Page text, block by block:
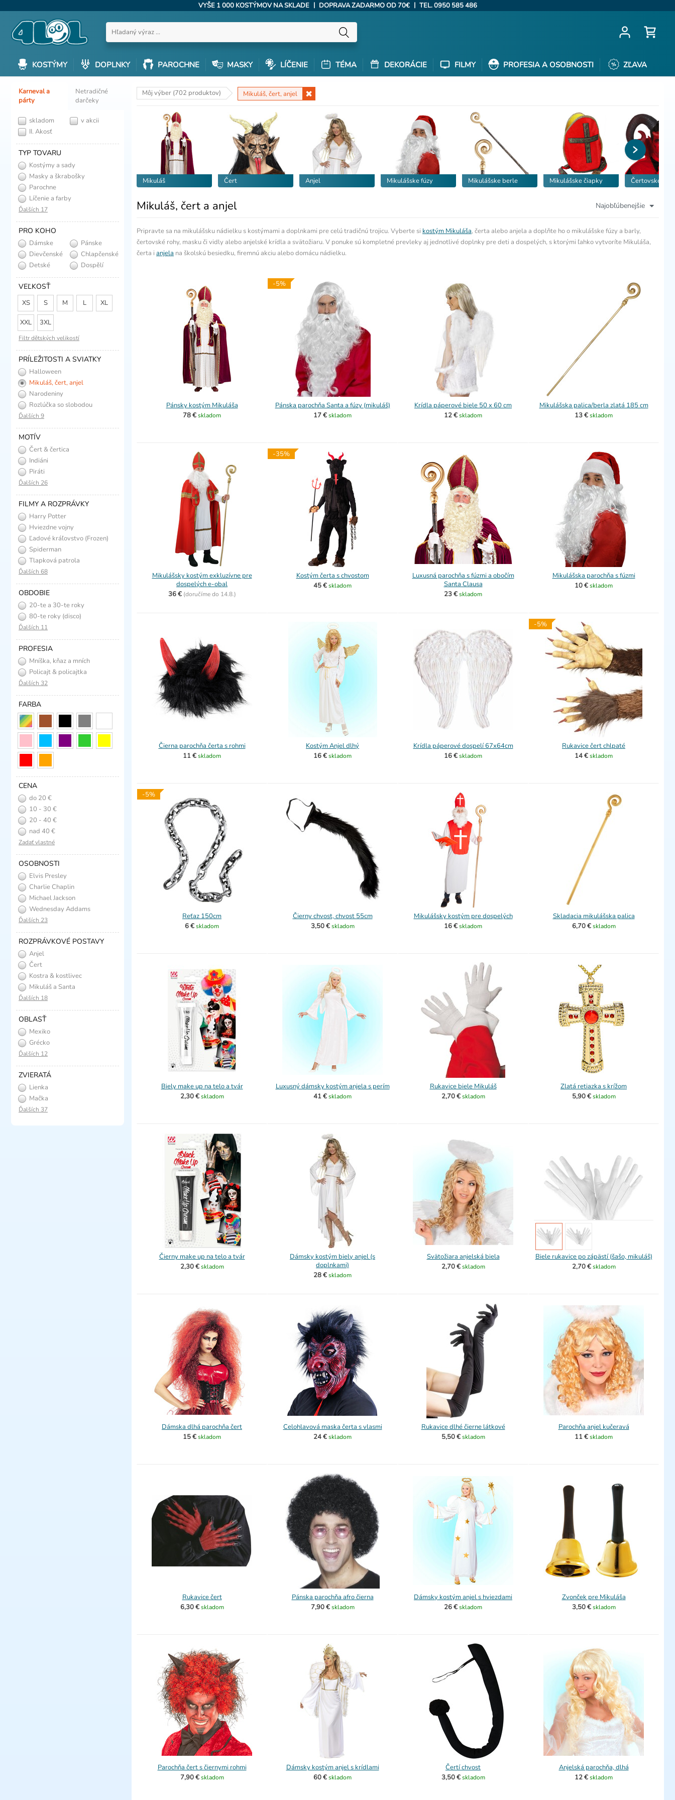
VYŠE 1 000 KOSTÝMOV NA SKLADE | DOPRAVA ZADARMO OD 70€ | TEL. 0950 585 486
KOSTÝMY DOPLNKY PAROCHNE MASKY LÍČENIE TÉMA DEKORÁCIE FILMY PROFESIA A OSOBNOSTI ZĽAVA
Môj výber (702 produktov) Mikuláš, čert, anjel
Mikuláš Čert Anjel Mikulášske fúzy Mikulášske berle Mikulášske čiapky Čertovské rohy
Najobľúbenejšie
Mikuláš, čert a anjel
Pripravte sa na mikulášsku nádielku s kostýmami a doplnkami pre celú tradičnú trojicu. Vyberte si kostým Mikuláša, čerta alebo anjela a doplňte ho o mikulášske fúzy a barly,
čertovské rohy, masku či vidly alebo anjelské krídla a svätožiaru. V ponuke sú kompletné prevleky aj jednotlivé doplnky pre deti a dospelých, s ktorými ľahko vytvoríte Mikuláša,
čerta i anjela na školskú besiedku, firemnú akciu alebo domácu nádielku.
Pánsky kostým Mikuláša
78 €skladom
-5%
Pánska parochňa Santa a fúzy (mikuláš)
17 €skladom
Krídla páperové biele 50 x 60 cm
12 €skladom
Mikulášska palica/berla zlatá 185 cm
13 €skladom
Mikulášsky kostým exkluzívne pre
dospelých e-obal
36 € (doručíme do 14.8.)
-35%
Kostým čerta s chvostom
45 €skladom
Luxusná parochňa s fúzmi a obočím
Santa Clausa
23 €skladom
Mikulášska parochňa s fúzmi
10 €skladom
Čierna parochňa čerta s rohmi
11 €skladom
Kostým Anjel dlhý
16 €skladom
Krídla páperové dospelí 67x64cm
16 €skladom
-5%
Rukavice čert chlpaté
14 €skladom
-5%
Reťaz 150cm
6 €skladom
Čierny chvost, chvost 55cm
3,50 € skladom
Mikulášsky kostým pre dospelých
16 €skladom
Skladacia mikulášska palica
6,70 € skladom
Biely make up na telo a tvár
2,30 € skladom
Luxusný dámsky kostým anjela s perím
41 €skladom
Rukavice biele Mikuláš
2,70 € skladom
Zlatá retiazka s krížom
5,90 € skladom
Čierny make up na telo a tvár
2,30 € skladom
Dámsky kostým biely anjel (s
doplnkami)
28 €skladom
Svätožiara anjelská biela
2,70 € skladom
Biele rukavice po zápästí (šašo, mikuláš)
2,70 € skladom
Dámska dlhá parochňa čert
15 €skladom
Celohlavová maska čerta s vlasmi
24 €skladom
Rukavice dlhé čierne látkové
5,50 € skladom
Parochňa anjel kučeravá
11 €skladom
Rukavice čert
6,30 € skladom
Pánska parochňa afro čierna
7,90 € skladom
Dámsky kostým anjel s hviezdami
26 €skladom
Zvonček pre Mikuláša
3,50 € skladom
Parochňa čert s čiernymi rohmi
7,90 € skladom
Dámsky kostým anjel s krídlami
60 €skladom
Čertí chvost
3,50 € skladom
Anjelská parochňa, dlhá
12 €skladom
Karneval a
párty
Netradičné
darčeky
skladom
v akcii
II. Akosť
TYP TOVARU
Kostýmy a sady
Masky a škrabošky
Parochne
Líčenie a farby
Ďalších 17
PRO KOHO
Dámske
Pánske
Dievčenské
Chlapčenské
Detské
Dospělí
VEĽKOSŤ
XS S M L XL
XXL 3XL
Filtr dětských velikostí
PRÍLEŽITOSTI A SVIATKY
Halloween
Mikuláš, čert, anjel
Narodeniny
Rozlúčka so slobodou
Ďalších 9
MOTÍV
Čert & čertica
Indiáni
Piráti
Ďalších 26
FILMY A ROZPRÁVKY
Harry Potter
Hviezdne vojny
Ľadové kráľovstvo (Frozen)
Spiderman
Tlapková patrola
Ďalších 68
OBDOBIE
20-te a 30-te roky
(charleston)
80-te roky (disco)
Ďalších 11
PROFESIA
Mníška, kňaz a mních
Policajt & policajtka
Ďalších 32
FARBA
CENA
do 20 €
10 - 30 €
20 - 40 €
nad 40 €
Zadať vlastné
OSOBNOSTI
Elvis Presley
Charlie Chaplin
Michael Jackson
Wednesday Addams
Ďalších 23
ROZPRÁVKOVÉ POSTAVY
Anjel
Čert
Kostra & kostlivec
Mikuláš a Santa
Ďalších 18
OBLASŤ
Mexiko
Grécko
Ďalších 12
ZVIERATÁ
Lienka
Mačka
Ďalších 37